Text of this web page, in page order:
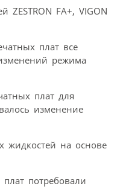
FA+, VIGON
плат все
режима
плат для
изменение
на основе
потребовали